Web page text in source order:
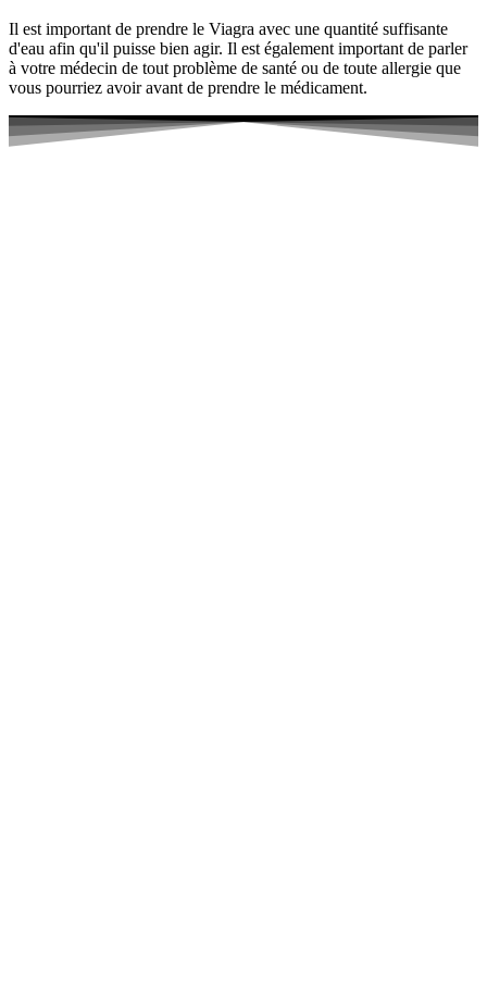
Il est important de prendre le Viagra avec une quantité suffisante
d'eau afin qu'il puisse bien agir. Il est également important de parler
à votre médecin de tout problème de santé ou de toute allergie que
vous pourriez avoir avant de prendre le médicament.